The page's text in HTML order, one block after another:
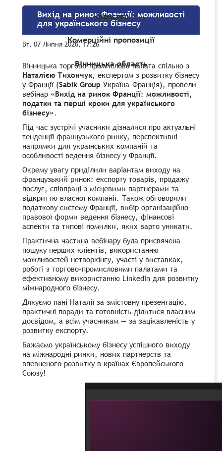
Членство
Комерційні пропозиції
Вінницька область
Вихід на ринок Франції: можливості
для українського бізнесу
Вт, 07 Липня 2026, 17:26
Вінницька торгово-промислова палата спільно з
Наталією Тихончук, експертом з розвитку бізнесу
у Франції (Sabik Group Україна–Франція), провели
вебінар «Вихід на ринок Франції: можливості,
податки та перші кроки для українського
бізнесу».
Під час зустрічі учасники дізналися про актуальні
тенденції французького ринку, перспективні
напрямки для українських компаній та
особливості ведення бізнесу у Франції.
Окрему увагу приділили варіантам виходу на
французький ринок: експорту товарів, продажу
послуг, співпраці з місцевими партнерами та
відкриттю власної компанії. Також обговорили
податкову систему Франції, вибір організаційно-
правової форми ведення бізнесу, фінансові
аспекти та типові помилки, яких варто уникати.
Практична частина вебінару була присвячена
пошуку перших клієнтів, використанню
можливостей нетворкінгу, участі у виставках,
роботі з торгово-промисловими палатами та
ефективному використанню LinkedIn для розвитку
міжнародного бізнесу.
Дякуємо пані Наталії за змістовну презентацію,
практичні поради та готовність ділитися власним
досвідом, а всім учасникам — за зацікавленість у
розвитку експорту.
Бажаємо українському бізнесу успішного виходу
на міжнародні ринки, нових партнерств та
впевненого розвитку в країнах Європейського
Союзу!